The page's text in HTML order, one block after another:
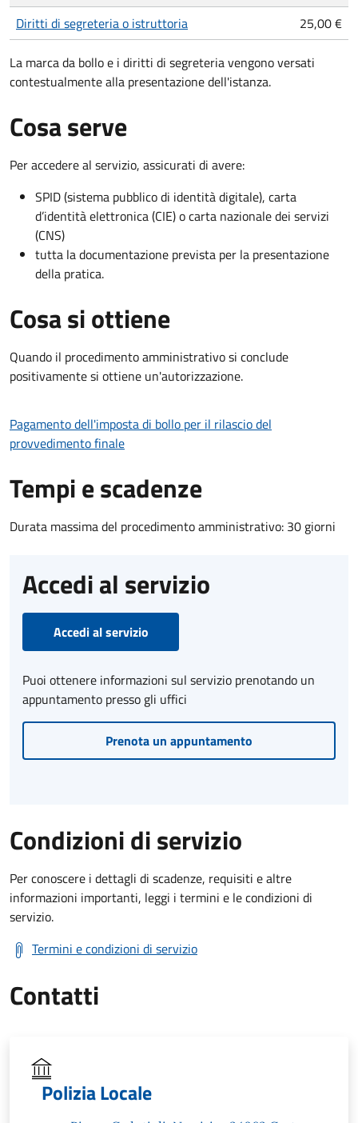
Diritti di segreteria o istruttoria 25,00 €
La marca da bollo e i diritti di segreteria vengono versati
contestualmente alla presentazione dell'istanza.
Cosa serve
Per accedere al servizio, assicurati di avere:
SPID (sistema pubblico di identità digitale), carta
d’identità elettronica (CIE) o carta nazionale dei servizi
(CNS)
tutta la documentazione prevista per la presentazione
della pratica.
Cosa si ottiene
Quando il procedimento amministrativo si conclude
positivamente si ottiene un'autorizzazione.
Pagamento dell'imposta di bollo per il rilascio del
provvedimento finale
Tempi e scadenze
Durata massima del procedimento amministrativo: 30 giorni
Accedi al servizio
Accedi al servizio
Puoi ottenere informazioni sul servizio prenotando un
appuntamento presso gli uffici
Prenota un appuntamento
Condizioni di servizio
Per conoscere i dettagli di scadenze, requisiti e altre
informazioni importanti, leggi i termini e le condizioni di
servizio.
Termini e condizioni di servizio
Contatti
Polizia Locale